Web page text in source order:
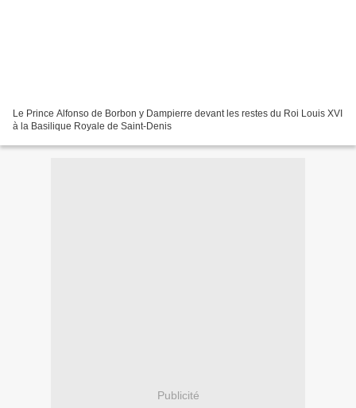
Le Prince Alfonso de Borbon y Dampierre devant les restes du Roi Louis XVI
à la Basilique Royale de Saint-Denis
Publicité